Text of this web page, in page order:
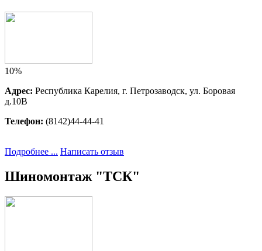
10%
Адрес: Республика Карелия, г. Петрозаводск, ул. Боровая
д.10В
Телефон: (8142)44-44-41
Подробнее ... Написать отзыв
Шиномонтаж "ТСК"